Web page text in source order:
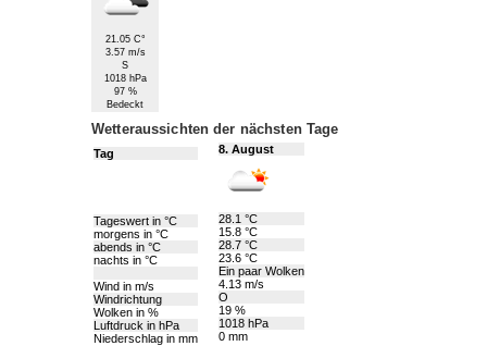
21.05 C°
3.57 m/s
S
1018 hPa
97 %
Bedeckt
Wetteraussichten der nächsten Tage
Tag
Tageswert in °C
morgens in °C
abends in °C
nachts in °C
Wind in m/s
Windrichtung
Wolken in %
Luftdruck in hPa
Niederschlag in mm
8. August
28.1 °C
15.8 °C
28.7 °C
23.6 °C
Ein paar Wolken
4.13 m/s
O
19 %
1018 hPa
0 mm